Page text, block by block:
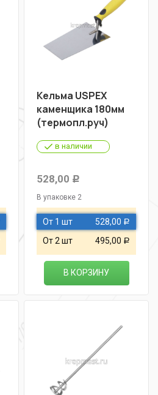
Кельма USPEX
каменщика 180мм
(термопл.руч)
в наличии
528,00 Р
В упаковке 2
От 1 шт 528,00 Р
От 2 шт 495,00 Р
В КОРЗИНУ